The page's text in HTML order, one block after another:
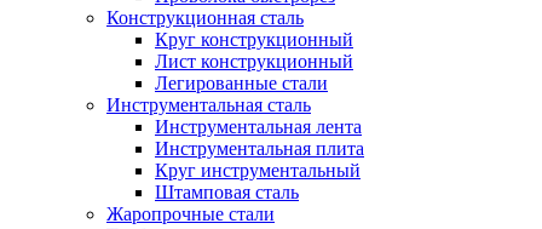
Конструкционная сталь
Круг конструкционный
Лист конструкционный
Легированные стали
Инструментальная сталь
Инструментальная лента
Инструментальная плита
Круг инструментальный
Штамповая сталь
Жаропрочные стали